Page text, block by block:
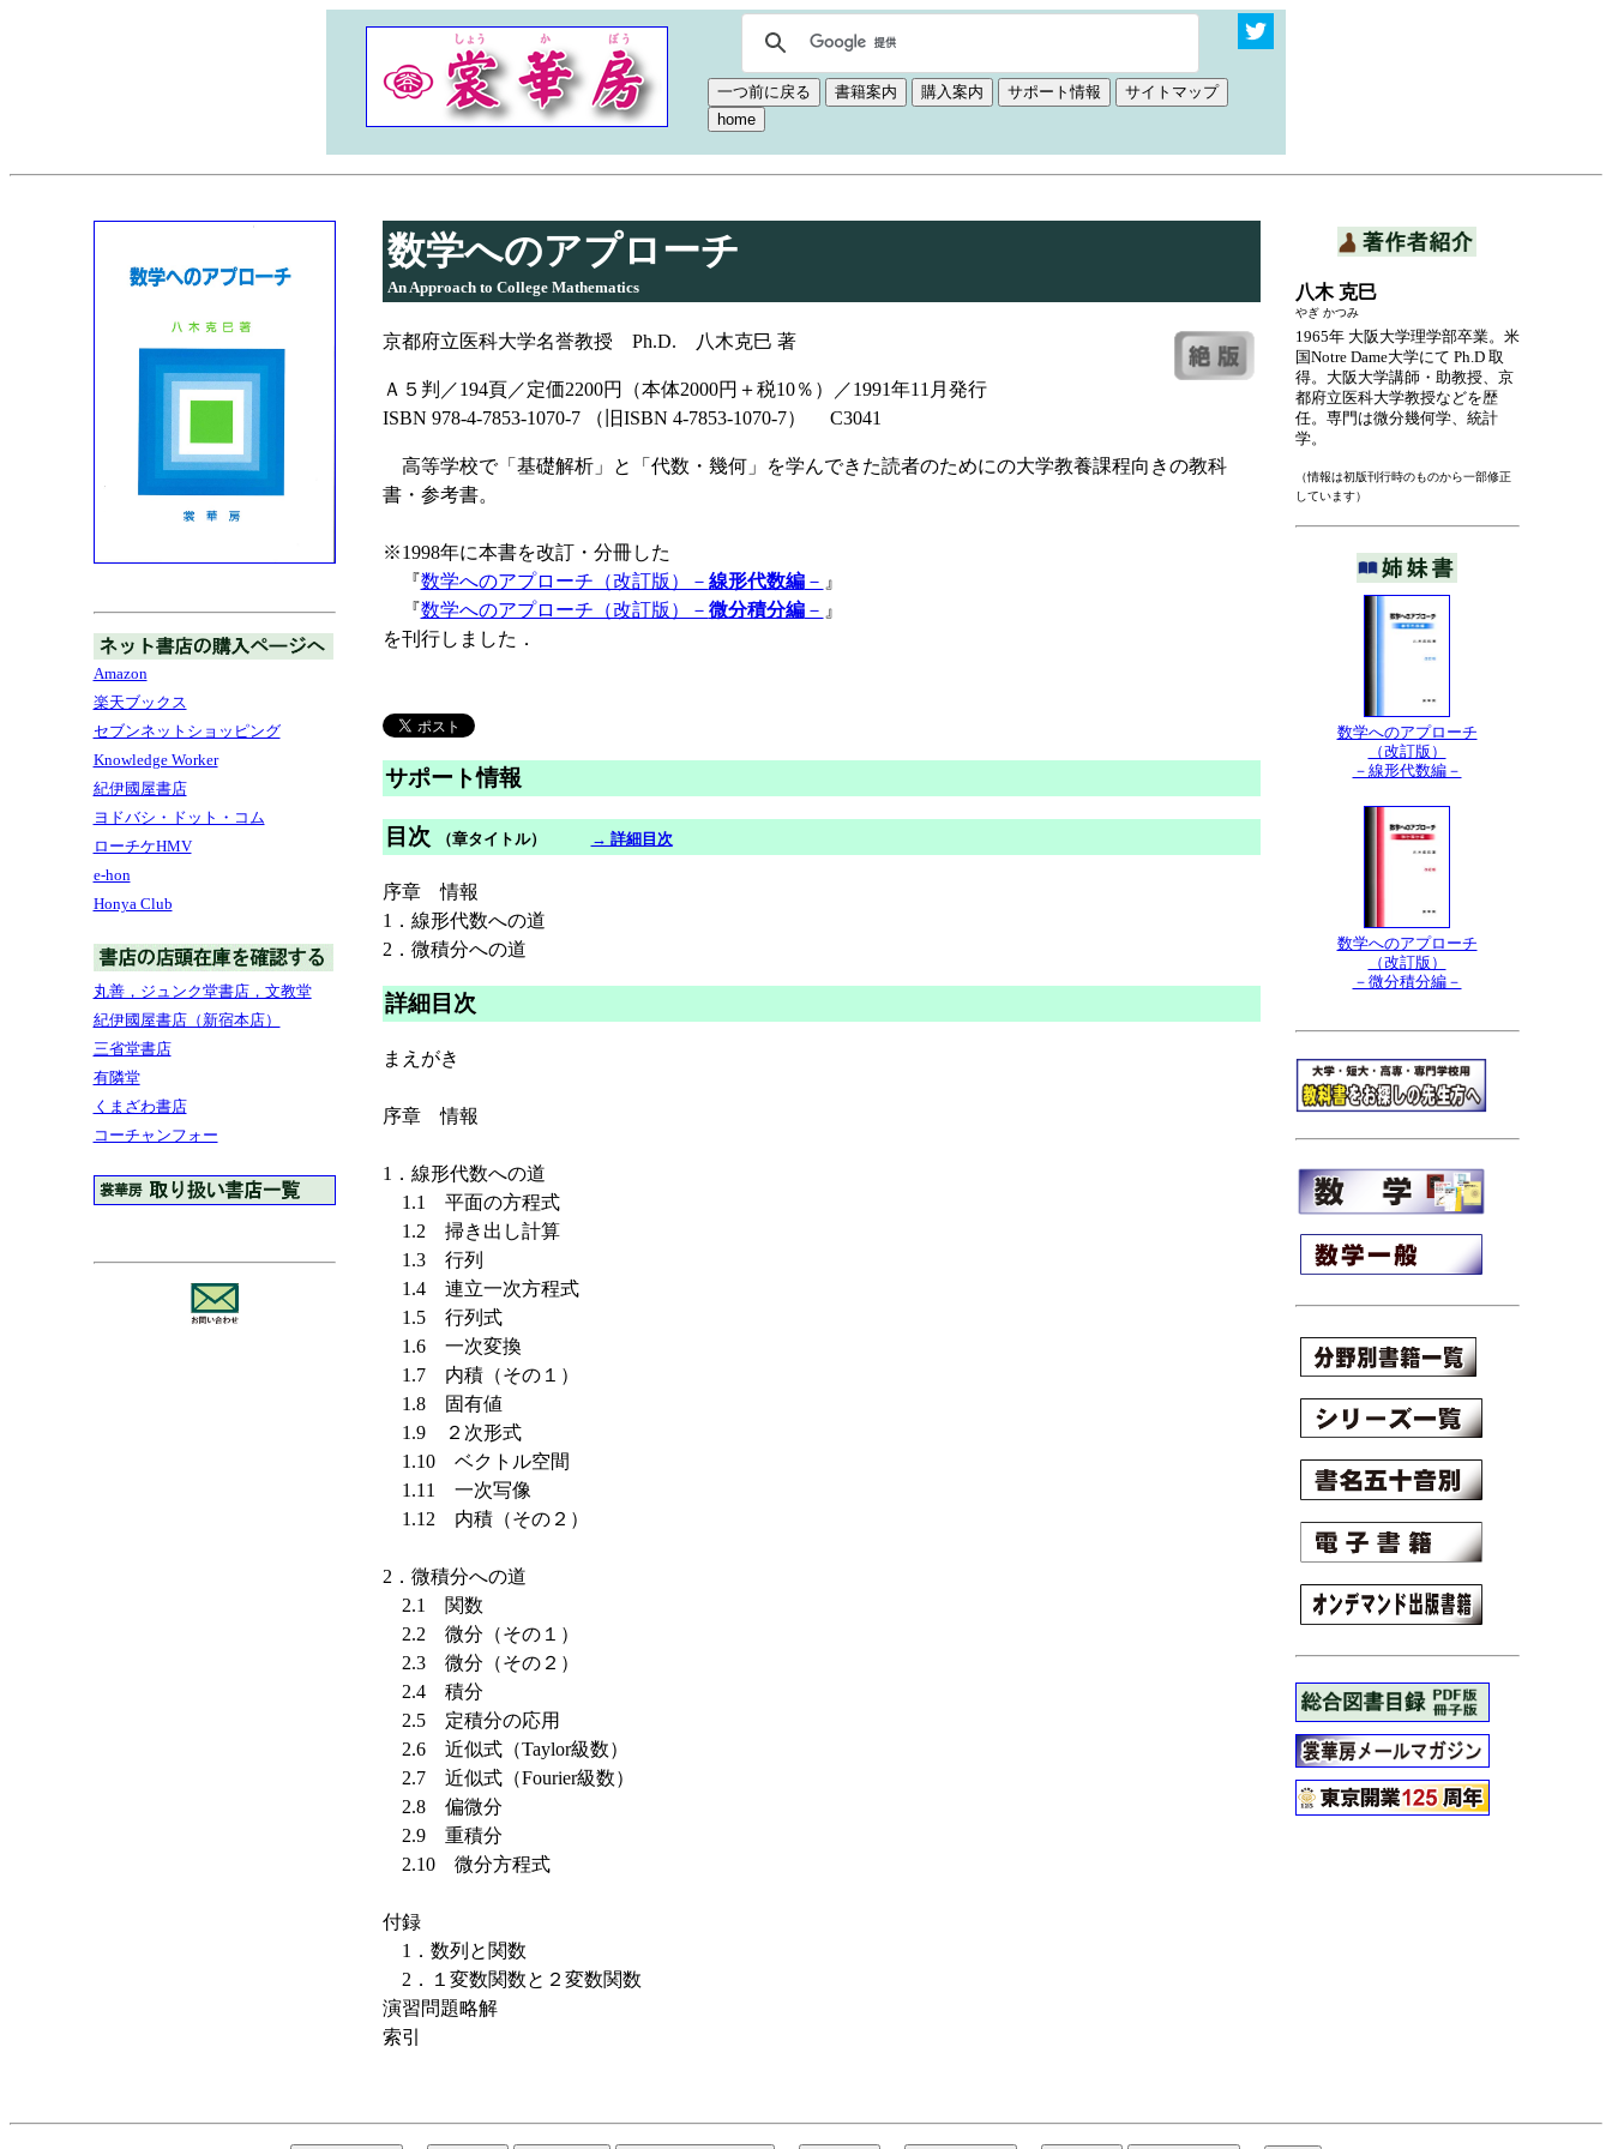
Amazon
楽天ブックス
セブンネットショッピング
Knowledge Worker
紀伊國屋書店
ヨドバシ・ドット・コム
ローチケHMV
e-hon
Honya Club
丸善，ジュンク堂書店，文教堂
紀伊國屋書店（新宿本店）
三省堂書店
有隣堂
くまざわ書店
コーチャンフォー
数学へのアプローチ
An Approach to College Mathematics
京都府立医科大学名誉教授 Ph.D. 八木克巳 著
Ａ５判／194頁／定価2200円（本体2000円＋税10％）／1991年11月発行
ISBN 978-4-7853-1070-7 （旧ISBN 4-7853-1070-7） C3041
高等学校で「基礎解析」と「代数・幾何」を学んできた読者のためにの大学教養課程向きの教科
書・参考書。
※1998年に本書を改訂・分冊した
『数学へのアプローチ（改訂版）－ 線形代数編－ 』
『数学へのアプローチ（改訂版）－ 微分積分編－ 』
を刊行しました．
サポート情報
目次 （章タイトル） → 詳細目次
序章 情報
1．線形代数への道
2．微積分への道
詳細目次
まえがき
序章 情報
1．線形代数への道
1.1 平面の方程式
1.2 掃き出し計算
1.3 行列
1.4 連立一次方程式
1.5 行列式
1.6 一次変換
1.7 内積（その１）
1.8 固有値
1.9 ２次形式
1.10 ベクトル空間
1.11 一次写像
1.12 内積（その２）
2．微積分への道
2.1 関数
2.2 微分（その１）
2.3 微分（その２）
2.4 積分
2.5 定積分の応用
2.6 近似式（Taylor級数）
2.7 近似式（Fourier級数）
2.8 偏微分
2.9 重積分
2.10 微分方程式
付録
1．数列と関数
2．１変数関数と２変数関数
演習問題略解
索引
八木 克巳
やぎ かつみ
1965年 大阪大学理学部卒業。米
国Notre Dame大学にて Ph.D 取
得。大阪大学講師・助教授、京
都府立医科大学教授などを歴
任。専門は微分幾何学、統計
学。
（情報は初版刊行時のものから一部修正
しています）
数学へのアプローチ
（改訂版）
－線形代数編－
数学へのアプローチ
（改訂版）
－微分積分編－